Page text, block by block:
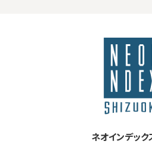
ネオインデック